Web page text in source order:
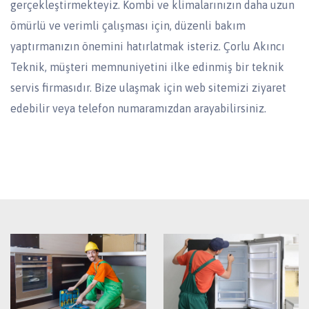
gerçekleştirmekteyiz. Kombi ve klimalarınızın daha uzun
ömürlü ve verimli çalışması için, düzenli bakım
yaptırmanızın önemini hatırlatmak isteriz. Çorlu Akıncı
Teknik, müşteri memnuniyetini ilke edinmiş bir teknik
servis firmasıdır. Bize ulaşmak için web sitemizi ziyaret
edebilir veya telefon numaramızdan arayabilirsiniz.